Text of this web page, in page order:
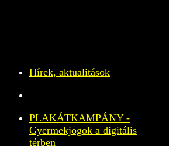
Hírek, aktualitások
PLAKÁTKAMPÁNY -
Gyermekjogok a digitális
térben